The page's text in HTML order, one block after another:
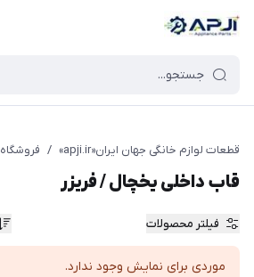
قطعات یدکی و جانبی لوازم خانگی جهان ایران
قطعات لوازم خانگی جهان ایران«apji.ir» / فروشگاه APJI
قاب داخلی یخچال / فریزر
فیلتر محصولات
موردی برای نمایش وجود ندارد.